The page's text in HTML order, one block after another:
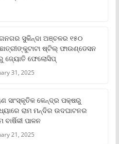
ସୁକିନ୍ଦା ଅଞ୍ଚଳର ୧୫୦
ଷ୍ଟିଲ୍ ଫାଉଣ୍ଡେସନ
ଜ୍ୟୋତି ଫେଲୋସିପ୍‌
31, 2025
ସାଂସ୍କୃତିକ କେନ୍ଦ୍ର ପକ୍ଷରୁ
ରାମ ମନ୍ଦିର ଉଦଘାଟନର
ପାଳନ
21, 2025